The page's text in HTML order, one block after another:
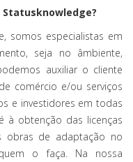
somos especialistas em
seja no âmbiente,
auxiliar o cliente
comércio e/ou serviços
e investidores em todas
à obtenção das licenças
obras de adaptação no
o faça. Na nossa